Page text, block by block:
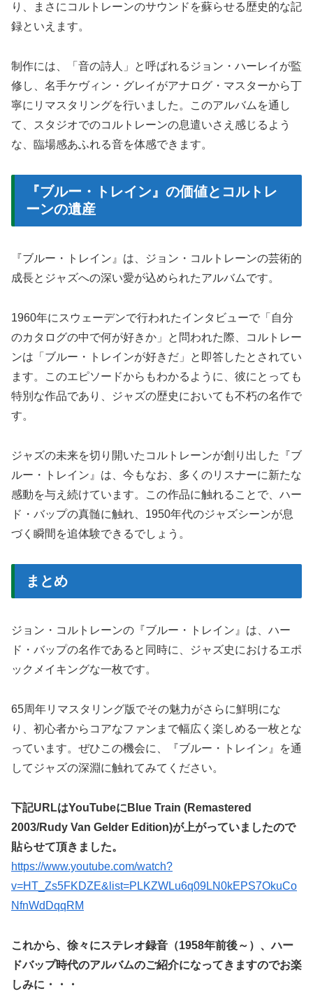
り、まさにコルトレーンのサウンドを蘇らせる歴史的な記
録といえます。
制作には、「音の詩人」と呼ばれるジョン・ハーレイが監
修し、名手ケヴィン・グレイがアナログ・マスターから丁
寧にリマスタリングを行いました。このアルバムを通し
て、スタジオでのコルトレーンの息遣いさえ感じるよう
な、臨場感あふれる音を体感できます。
『ブルー・トレイン』の価値とコルトレ
ーンの遺産
『ブルー・トレイン』は、ジョン・コルトレーンの芸術的
成長とジャズへの深い愛が込められたアルバムです。
1960年にスウェーデンで行われたインタビューで「自分
のカタログの中で何が好きか」と問われた際、コルトレー
ンは「ブルー・トレインが好きだ」と即答したとされてい
ます。このエピソードからもわかるように、彼にとっても
特別な作品であり、ジャズの歴史においても不朽の名作で
す。
ジャズの未来を切り開いたコルトレーンが創り出した『ブ
ルー・トレイン』は、今もなお、多くのリスナーに新たな
感動を与え続けています。この作品に触れることで、ハー
ド・バップの真髄に触れ、1950年代のジャズシーンが息
づく瞬間を追体験できるでしょう。
まとめ
ジョン・コルトレーンの『ブルー・トレイン』は、ハー
ド・バップの名作であると同時に、ジャズ史におけるエポ
ックメイキングな一枚です。
65周年リマスタリング版でその魅力がさらに鮮明にな
り、初心者からコアなファンまで幅広く楽しめる一枚とな
っています。ぜひこの機会に、『ブルー・トレイン』を通
してジャズの深淵に触れてみてください。
下記URLはYouTubeにBlue Train (Remastered
2003/Rudy Van Gelder Edition)が上がっていましたので
貼らせて頂きました。
https://www.youtube.com/watch?
v=HT_Zs5FKDZE&list=PLKZWLu6q09LN0kEPS7OkuCo
NfnWdDqqRM
これから、徐々にステレオ録音（1958年前後～）、ハー
ドバップ時代のアルバムのご紹介になってきますのでお楽
しみに・・・